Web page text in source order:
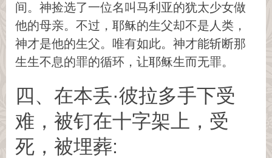
间。神捡选了一位名叫马利亚的犹太少女做
他的母亲。不过，耶稣的生父却不是人类，
神才是他的生父。唯有如此。神才能斩断那
生生不息的罪的循环，让耶稣生而无罪。
四、在本丢·彼拉多手下受
难，被钉在十字架上，受
死，被埋葬: